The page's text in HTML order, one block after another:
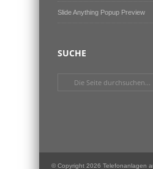
Slide Anything Popup Preview
SUCHE
© Copyright 2026 Telefonanlagen